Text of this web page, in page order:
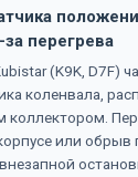
перегрева
(K9K, D7F)
коленвала,
коллектором.
или обрыв